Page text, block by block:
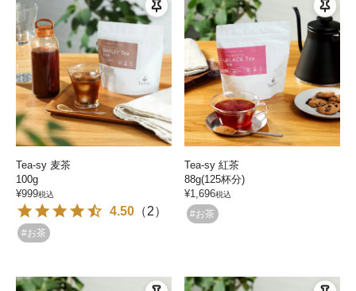
Tea-sy 麦茶
100g
¥999税込
4.50 （2）
#お茶
Tea-sy 紅茶
88g(125杯分)
¥1,696税込
#お茶